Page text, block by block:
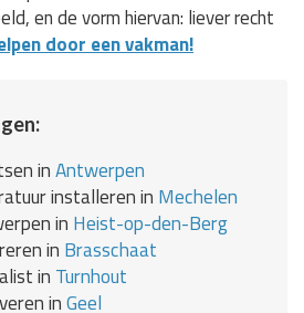
en de vorm hiervan: liever recht
door een vakman!
inAntwerpen
installeren in Mechelen
in Heist-op-den-Berg
in Brasschaat
in Turnhout
inGeel